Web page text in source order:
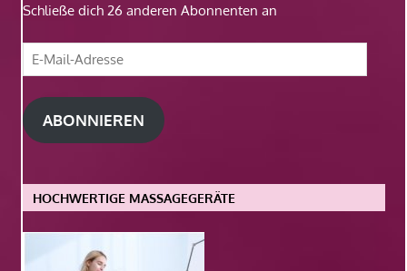
Schließe dich 26 anderen Abonnenten an
E-
Mail-
Adresse
ABONNIEREN
HOCHWERTIGE MASSAGEGERÄTE